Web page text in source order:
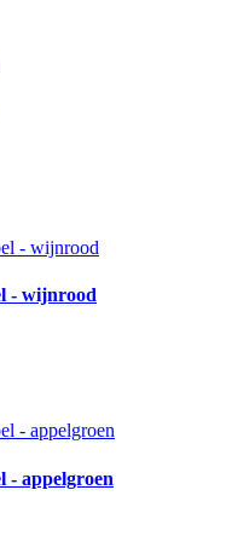
- wijnrood
- appelgroen